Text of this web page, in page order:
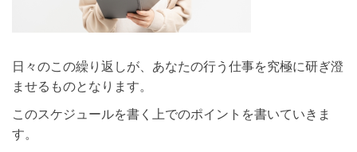
日々のこの繰り返しが、あなたの行う仕事を究極に研ぎ澄
ませるものとなります。
このスケジュールを書く上でのポイントを書いていきま
す。